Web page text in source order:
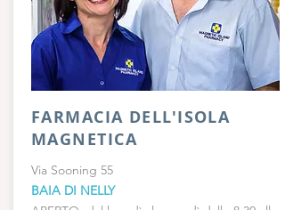
FARMACIA DELL'ISOLA
MAGNETICA
Via Sooning 55
BAIA DI NELLY